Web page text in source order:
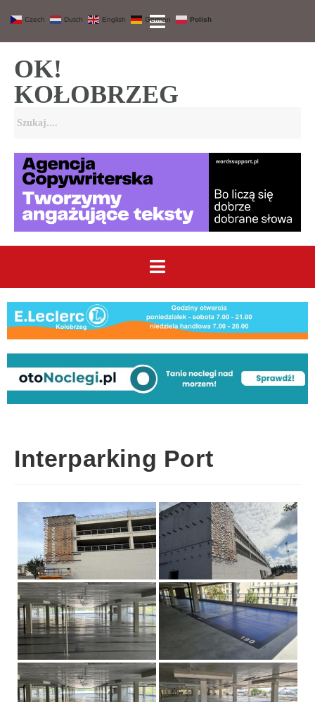
OK!
KOŁOBRZEG
Interparking Port
Czech Dutch English German Polish